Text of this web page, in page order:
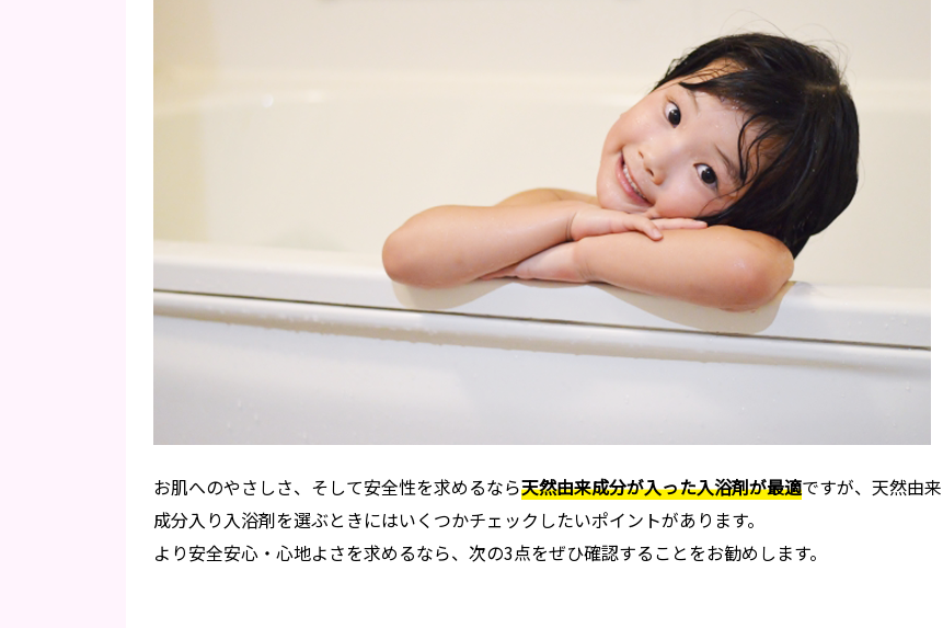
お肌へのやさしさ、そして安全性を求めるなら天然由来成分が入った入浴剤が最適ですが、天然由来
成分入り入浴剤を選ぶときにはいくつかチェックしたいポイントがあります。
より安全安心・心地よさを求めるなら、次の3点をぜひ確認することをお勧めします。